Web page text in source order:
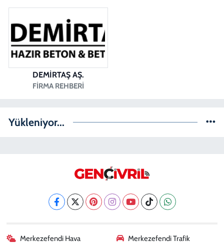
DEMİRTAŞ AŞ.
FIRMA REHBERI
Yükleniyor...
Merkezefendi Hava
Merkezefendi Trafik